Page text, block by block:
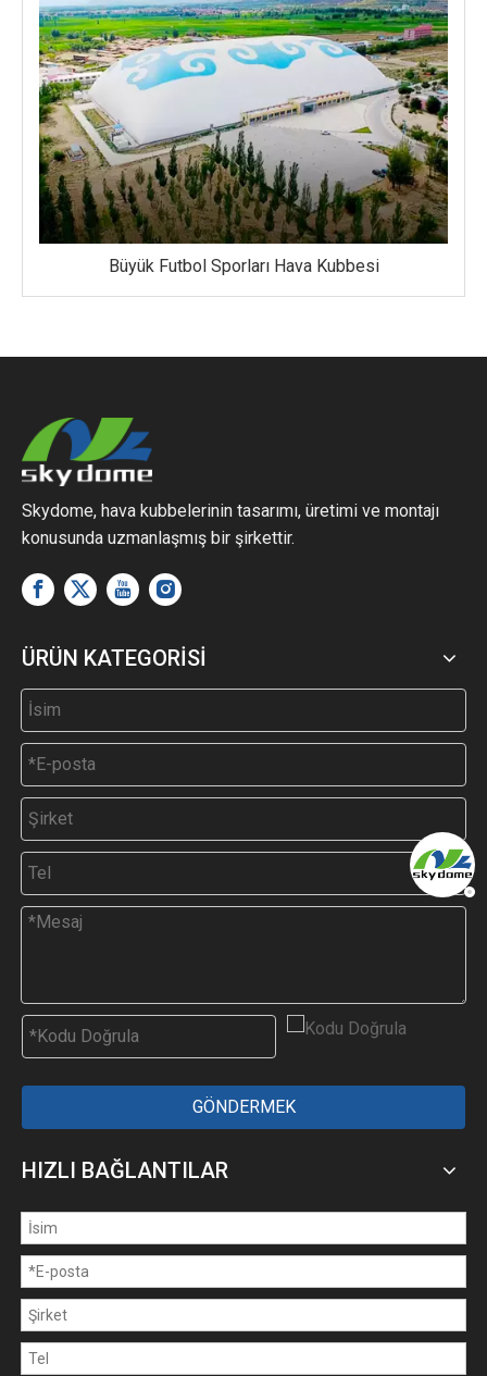
Büyük Futbol Sporları Hava Kubbesi
Skydome, hava kubbelerinin tasarımı, üretimi ve montajı
konusunda uzmanlaşmış bir şirkettir.
ÜRÜN KATEGORİSİ
GÖNDERMEK
HIZLI BAĞLANTILAR